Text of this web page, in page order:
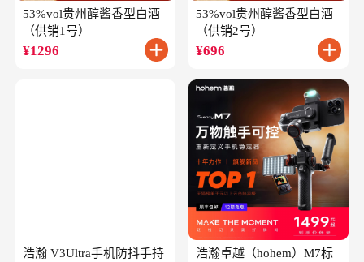
53%vol贵州醇酱香型白酒
（供销1号）
¥1296
53%vol贵州醇酱香型白酒
（供销2号）
¥696
浩瀚 V3Ultra手机防抖手持
浩瀚卓越（hohem）M7标